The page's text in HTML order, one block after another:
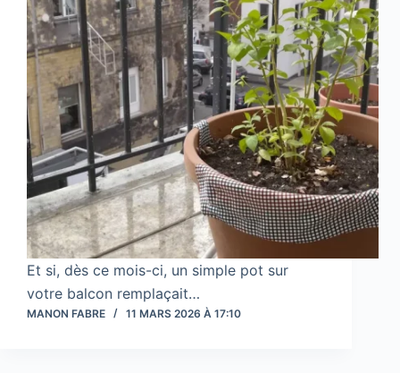
Et si, dès ce mois-ci, un simple pot sur
votre balcon remplaçait…
MANON FABRE 11 MARS 2026 À 17:10